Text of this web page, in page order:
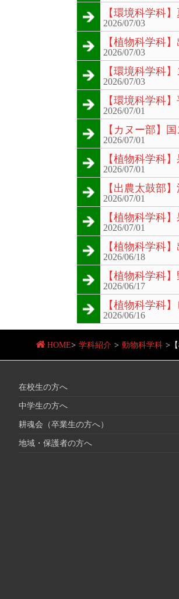
【環境科学科
2026/07/03
【植物科学科
2026/07/03
【環境科学科
2026/07/03
【環境科学科
2026/07/01
【カヌー部】
2026/07/01
【植物科学科
2026/07/01
【出農太鼓部
2026/07/01
【植物科学科
2026/07/01
【植物科学科
2026/06/18
【植物科学科
2026/06/17
【植物科学科
2026/06/16
HOME> 学科紹介 > 動物科学科 >
在校生の方へ
中学生の方へ
耕魂会（卒業生の方へ）
地域・保護者の方へ